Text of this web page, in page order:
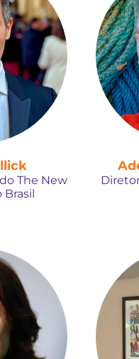
The New
Brasil